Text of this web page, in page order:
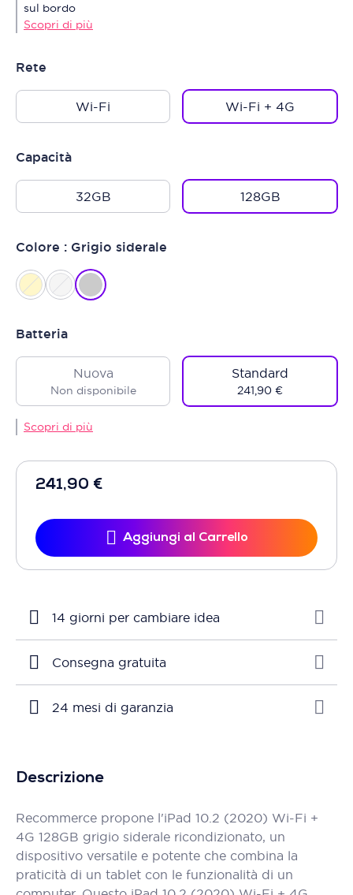
241,90 €
Aggiungi al Carrello
sul bordo
Scopri di più
Rete
Wi-Fi Wi-Fi + 4G
Capacità
32GB 128GB
Colore : Grigio siderale
Batteria
Nuova
Non disponibile
Standard
241,90 €
Scopri di più
14 giorni per cambiare idea
Consegna gratuita
24 mesi di garanzia
Descrizione
Recommerce propone l'iPad 10.2 (2020) Wi-Fi +
4G 128GB grigio siderale ricondizionato, un
dispositivo versatile e potente che combina la
praticità di un tablet con le funzionalità di un